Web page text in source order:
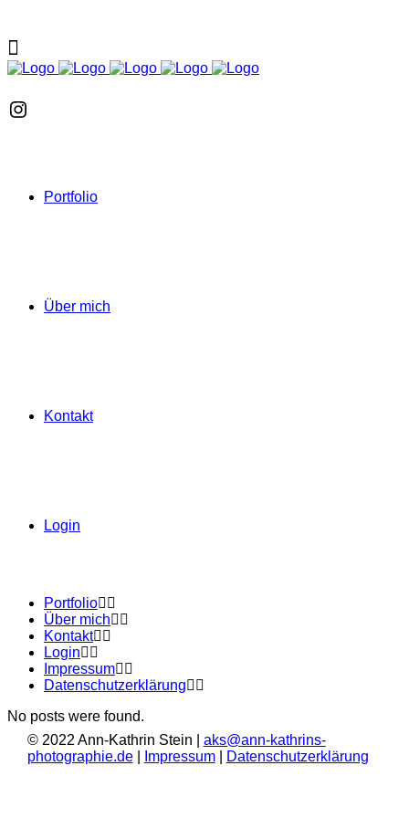
Instagram
Portfolio
Über mich
Kontakt
Login
Portfolio
Über mich
Kontakt
Login
Impressum
Datenschutzerklärung
No posts were found.
© 2022 Ann-Kathrin Stein | aks@ann-kathrins-
photographie.de| Impressum| Datenschutzerklärung